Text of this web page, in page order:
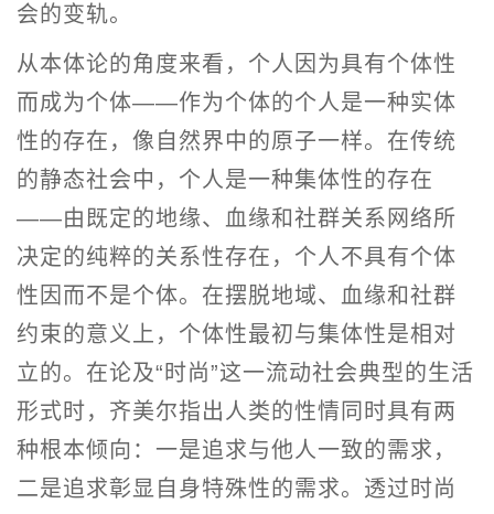
会的变轨。
从本体论的角度来看，个人因为具有个体性
而成为个体——作为个体的个人是一种实体
性的存在，像自然界中的原子一样。在传统
的静态社会中，个人是一种集体性的存在
——由既定的地缘、血缘和社群关系网络所
决定的纯粹的关系性存在，个人不具有个体
性因而不是个体。在摆脱地域、血缘和社群
约束的意义上，个体性最初与集体性是相对
立的。在论及“时尚”这一流动社会典型的生活
形式时，齐美尔指出人类的性情同时具有两
种根本倾向：一是追求与他人一致的需求，
二是追求彰显自身特殊性的需求。透过时尚